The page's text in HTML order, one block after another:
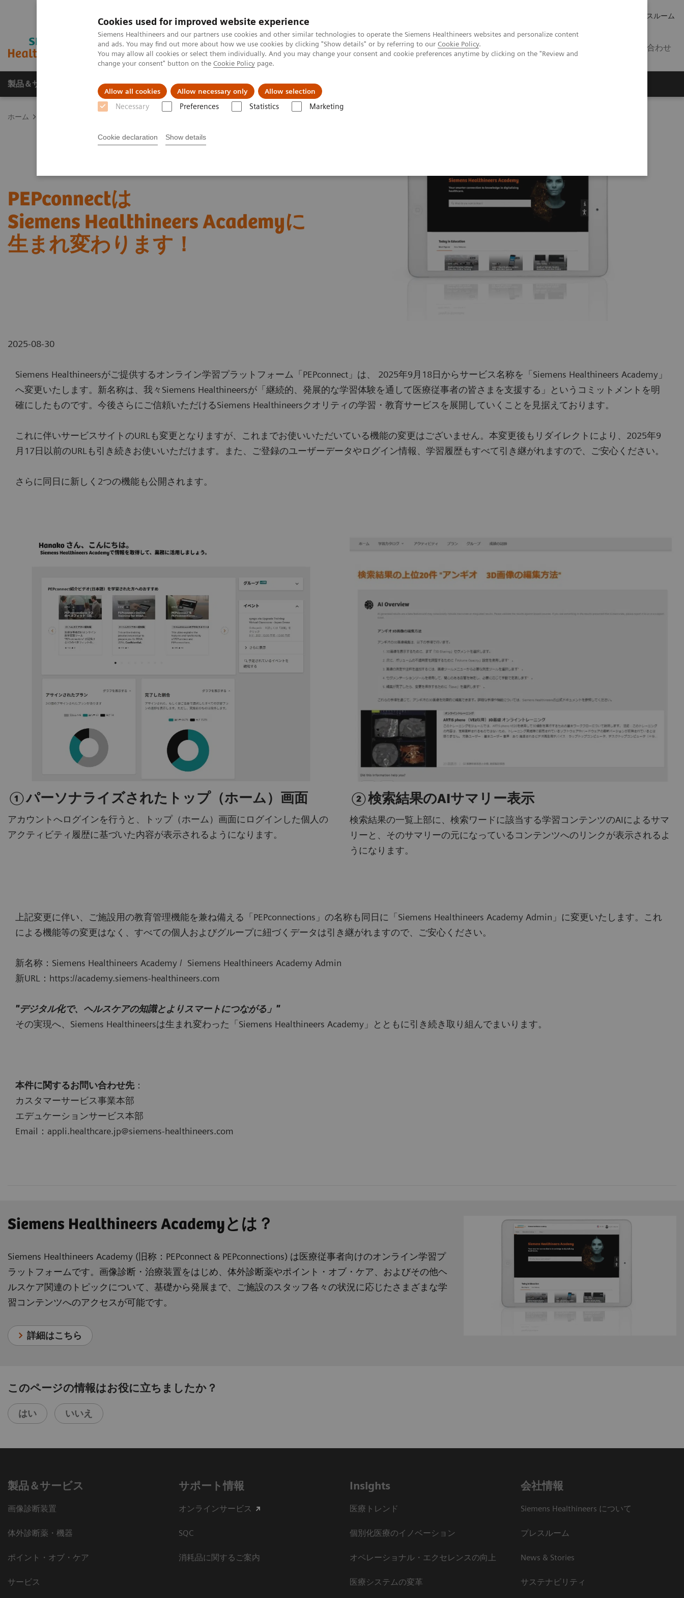
Cookies used for improved website experience
Siemens Healthineers and our partners use cookies and other similar technologies to operate the Siemens Healthineers websites and personalize content
and ads. You may find out more about how we use cookies by clicking "Show details" or by referring to our Cookie Policy.
You may allow all cookies or select them individually. And you may change your consent and cookie preferences anytime by clicking on the "Review and
change your consent" button on the Cookie Policy page.
Allow all cookies Allow necessary only Allow selection
Necessary Preferences Statistics Marketing
Cookie declaration Show details
プレスルーム
お問い合わせ
製品＆サービス サポート情報 Insights 会社情報
ホーム
PEPconnectは
Siemens Healthineers Academyに
生まれ変わります！
2025-08-30
Siemens Healthineersがご提供するオンライン学習プラットフォーム「PEPconnect」は、 2025年9月18日からサービス名称を「Siemens Healthineers Academy」
へ変更いたします。新名称は、我々Siemens Healthineersが「継続的、発展的な学習体験を通して医療従事者の皆さまを支援する」というコミットメントを明
確にしたものです。今後さらにご信頼いただけるSiemens Healthineersクオリティの学習・教育サービスを展開していくことを見据えております。
これに伴いサービスサイトのURLも変更となりますが、これまでお使いいただいている機能の変更はございません。本変更後もリダイレクトにより、2025年9
月17日以前のURLも引き続きお使いいただけます。また、ご登録のユーザーデータやログイン情報、学習履歴もすべて引き継がれますので、ご安心ください。
さらに同日に新しく2つの機能も公開されます。
①パーソナライズされたトップ（ホーム）画面
アカウントへログインを行うと、トップ（ホーム）画面にログインした個人の
アクティビティ履歴に基づいた内容が表示されるようになります。
②検索結果のAIサマリー表示
検索結果の一覧上部に、検索ワードに該当する学習コンテンツのAIによるサマ
リーと、そのサマリーの元になっているコンテンツへのリンクが表示されるよ
うになります。
上記変更に伴い、ご施設用の教育管理機能を兼ね備える「PEPconnections」の名称も同日に「Siemens Healthineers Academy Admin」に変更いたします。これ
による機能等の変更はなく、すべての個人およびグループに紐づくデータは引き継がれますので、ご安心ください。
新名称：Siemens Healthineers Academy / Siemens Healthineers Academy Admin
新URL：https://academy.siemens-healthineers.com
"デジタル化で、ヘルスケアの知識とよりスマートにつながる」"
その実現へ、Siemens Healthineersは生まれ変わった「Siemens Healthineers Academy」とともに引き続き取り組んでまいります。
本件に関するお問い合わせ先：
カスタマーサービス事業本部
エデュケーションサービス本部
Email：appli.healthcare.jp@siemens-healthineers.com
Siemens Healthineers Academyとは？ ​
Siemens Healthineers Academy (旧称：PEPconnect & PEPconnections) は医療従事者向けのオンライン学習プ
ラットフォームです。画像診断・治療装置をはじめ、体外診断薬やポイント・オブ・ケア、およびその他ヘ
ルスケア関連のトピックについて、基礎から発展まで、ご施設のスタッフ各々の状況に応じたさまざまな学
習コンテンツへのアクセスが可能です。
詳細はこちら
このページの情報はお役に立ちましたか？
はい いいえ
製品＆サービス
画像診断装置
体外診断薬・機器
ポイント・オブ・ケア
サービス
サポート情報
オンラインサービス
SQC
消耗品に関するご案内
Insights
医療トレンド
個別化医療のイノベーション
オペレーショナル・エクセレンスの向上
医療システムの変革
会社情報
Siemens Healthineers について
プレスルーム
News & Stories
サステナビリティ